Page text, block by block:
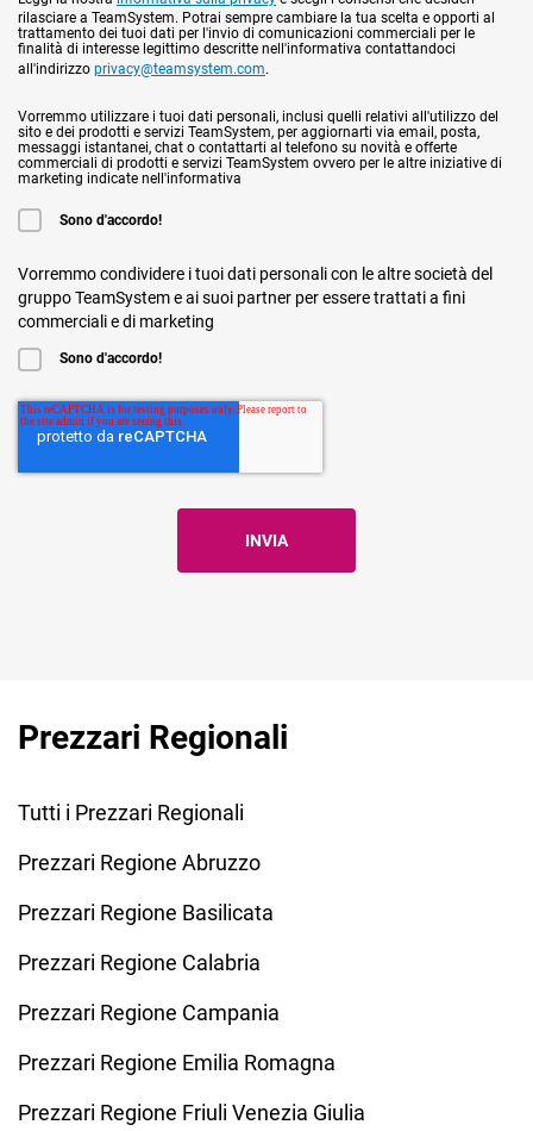
rilasciare a TeamSystem. Potrai sempre cambiare la tua scelta e opporti al
trattamento dei tuoi dati per l'invio di comunicazioni commerciali per le
finalità di interesse legittimo descritte nell'informativa contattandoci
all'indirizzo privacy@teamsystem.com.
Vorremmo utilizzare i tuoi dati personali, inclusi quelli relativi all'utilizzo del
sito e dei prodotti e servizi TeamSystem, per aggiornarti via email, posta,
messaggi istantanei, chat o contattarti al telefono su novità e offerte
commerciali di prodotti e servizi TeamSystem ovvero per le altre iniziative di
marketing indicate nell'informativa
Sono d'accordo!
Vorremmo condividere i tuoi dati personali con le altre società del
gruppo TeamSystem e ai suoi partner per essere trattati a fini
commerciali e di marketing
Sono d'accordo!
Prezzari Regionali
Tutti i Prezzari Regionali
Prezzari Regione Abruzzo
Prezzari Regione Basilicata
Prezzari Regione Calabria
Prezzari Regione Campania
Prezzari Regione Emilia Romagna
Prezzari Regione Friuli Venezia Giulia